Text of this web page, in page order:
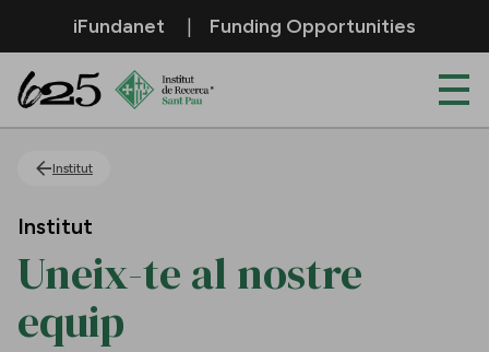
Salta al contingut principal
iFundanet Funding Opportunities
Institut
Institut
Uneix-te al nostre
equip